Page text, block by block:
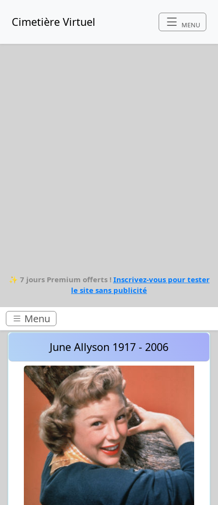
Cimetière Virtuel MENU
✨ 7 jours Premium offerts ! Inscrivez-vous pour tester
le site sans publicité
Menu
June Allyson 1917 - 2006